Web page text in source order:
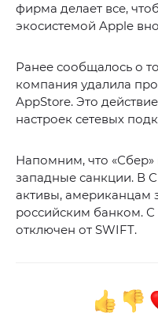
фирма делает все,
экосистемой Apple
Ранее сообщалось о
компания удалила
AppStore. Это
настроек сетевых
Напомним, что
западные санкции. В
активы, американцам
российским банком.
отключен от SWIFT.